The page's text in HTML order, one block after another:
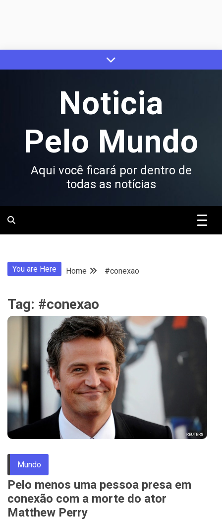
to
Noticia
Pelo Mundo
Aqui você ficará por dentro de
todas as notícias
You are Here Home #conexao
Tag: #conexao
Mundo
Pelo menos uma pessoa presa em
conexão com a morte do ator
Matthew Perry